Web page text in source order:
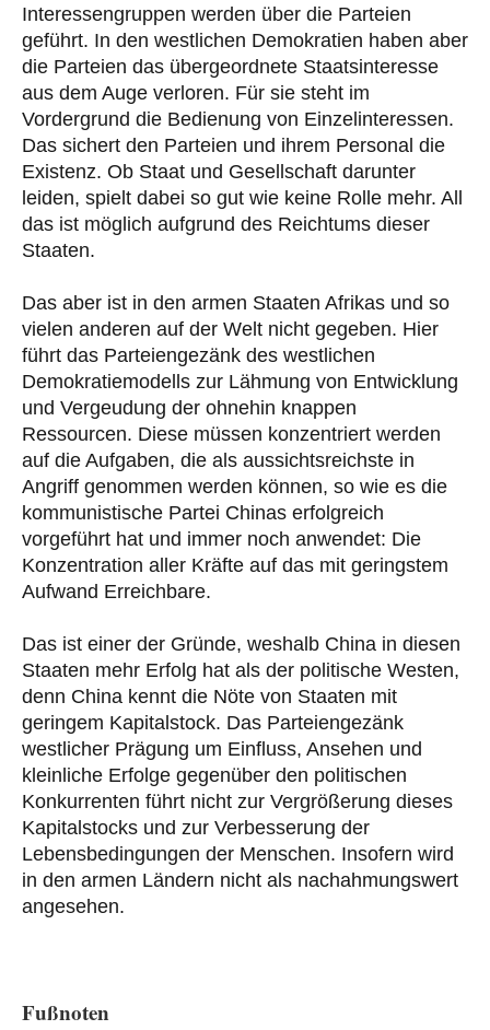
Interessengruppen werden über die Parteien
geführt. In den westlichen Demokratien haben aber
die Parteien das übergeordnete Staatsinteresse
aus dem Auge verloren. Für sie steht im
Vordergrund die Bedienung von Einzelinteressen.
Das sichert den Parteien und ihrem Personal die
Existenz. Ob Staat und Gesellschaft darunter
leiden, spielt dabei so gut wie keine Rolle mehr. All
das ist möglich aufgrund des Reichtums dieser
Staaten.
Das aber ist in den armen Staaten Afrikas und so
vielen anderen auf der Welt nicht gegeben. Hier
führt das Parteiengezänk des westlichen
Demokratiemodells zur Lähmung von Entwicklung
und Vergeudung der ohnehin knappen
Ressourcen. Diese müssen konzentriert werden
auf die Aufgaben, die als aussichtsreichste in
Angriff genommen werden können, so wie es die
kommunistische Partei Chinas erfolgreich
vorgeführt hat und immer noch anwendet: Die
Konzentration aller Kräfte auf das mit geringstem
Aufwand Erreichbare.
Das ist einer der Gründe, weshalb China in diesen
Staaten mehr Erfolg hat als der politische Westen,
denn China kennt die Nöte von Staaten mit
geringem Kapitalstock. Das Parteiengezänk
westlicher Prägung um Einfluss, Ansehen und
kleinliche Erfolge gegenüber den politischen
Konkurrenten führt nicht zur Vergrößerung dieses
Kapitalstocks und zur Verbesserung der
Lebensbedingungen der Menschen. Insofern wird
in den armen Ländern nicht als nachahmungswert
angesehen.
Fußnoten